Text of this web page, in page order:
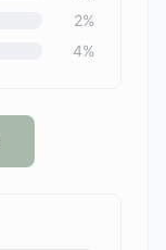
2%
4%